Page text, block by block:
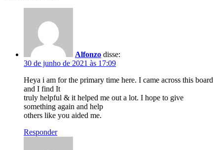
Alfonzo disse:
30 de junho de 2021 às 17:09
Heya i am for the primary time here. I came across this board
and I find It
truly helpful & it helped me out a lot. I hope to give
something again and help
others like you aided me.
Responder